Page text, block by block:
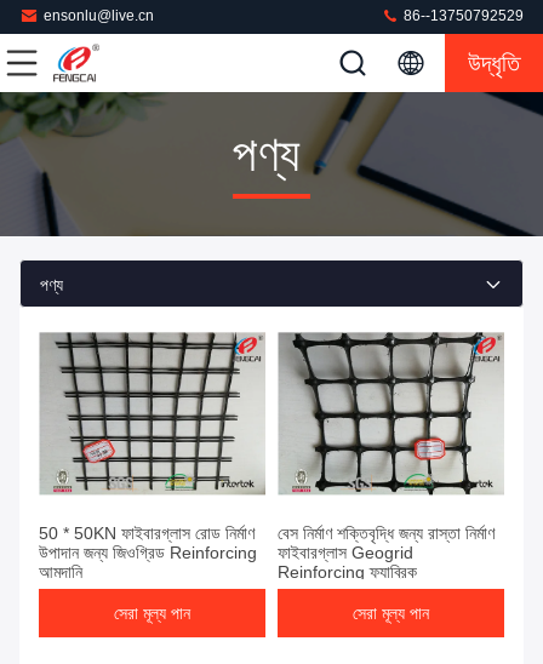
ensonlu@live.cn 86--13750792529
উদ্ধৃতি
পণ্য
পণ্য
50 * 50KN ফাইবারগ্লাস রোড নির্মাণ
উপাদান জন্য জিওগ্রিড Reinforcing
আমদানি
সেরা মূল্য পান
বেস নির্মাণ শক্তিবৃদ্ধি জন্য রাস্তা নির্মাণ
ফাইবারগ্লাস Geogrid
Reinforcing ফ্যাব্রিক
সেরা মূল্য পান